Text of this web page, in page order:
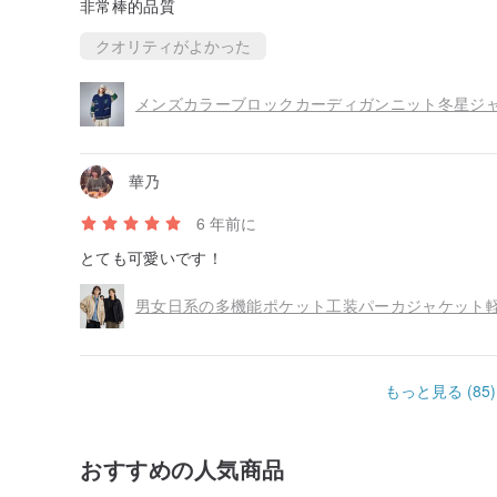
非常棒的品質
クオリティがよかった
メンズカラーブロックカーディガンニット冬星ジ
華乃
6 年前に
とても可愛いです！
男女日系の多機能ポケット工装パーカジャケット
もっと見る (85)
おすすめの人気商品